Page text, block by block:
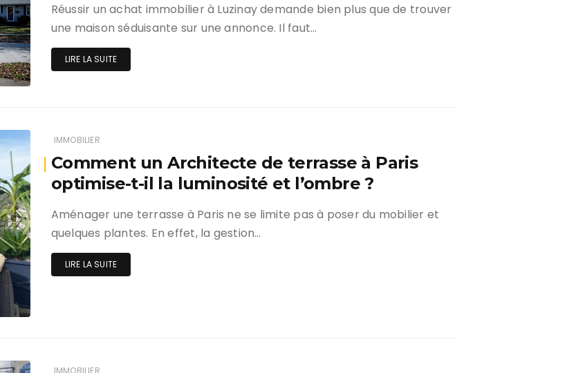
Réussir un achat immobilier à Luzinay demande bien plus que de trouver
une maison séduisante sur une annonce. Il faut…
LIRE LA SUITE
IMMOBILIER
Comment un Architecte de terrasse à Paris
optimise-t-il la luminosité et l’ombre ?
Aménager une terrasse à Paris ne se limite pas à poser du mobilier et
quelques plantes. En effet, la gestion…
LIRE LA SUITE
IMMOBILIER